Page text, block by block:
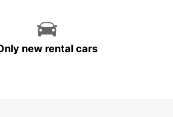
new rental cars